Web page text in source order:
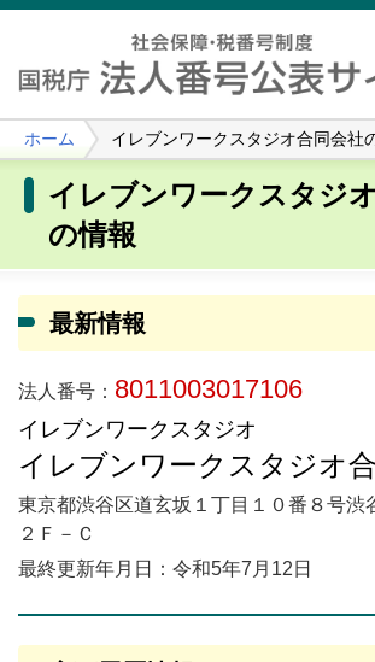
ホーム イレブンワークスタジオ合同会社
イレブンワークスタジ
の情報
最新情報
法人番号： 8011003017106
イレブンワークスタジオ
イレブンワークスタジオ
東京都渋谷区道玄坂１丁目１０番８号渋
２Ｆ－Ｃ
最終更新年月日：令和5年7月12日